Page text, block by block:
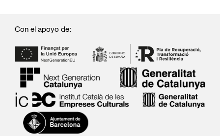
Con el apoyo de: